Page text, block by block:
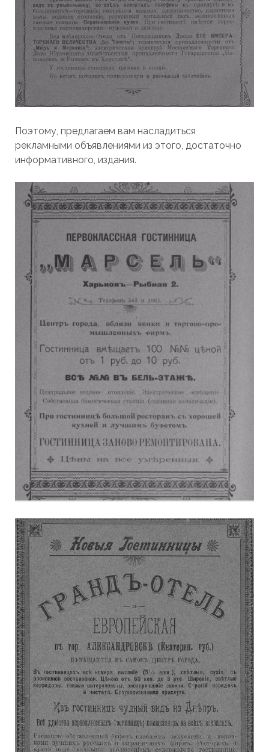
Поэтому, предлагаем вам насладиться
рекламными объявлениями из этого, достаточно
информативного, издания.